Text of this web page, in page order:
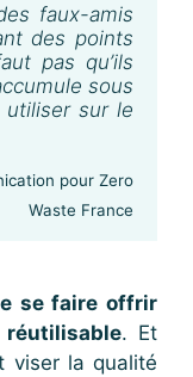
faux-amis
des points
pas qu’ils
sous
utiliser sur le
pour Zero
Waste France
se faire offrir
. Et
viser la qualité